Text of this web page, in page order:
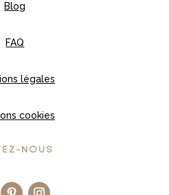
Blog
FAQ
légales
cookies
NOUS